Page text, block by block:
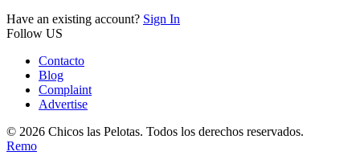
Have an existing account? Sign In
Follow US
Contacto
Blog
Complaint
Advertise
© 2026 Chicos las Pelotas. Todos los derechos reservados.
Remo